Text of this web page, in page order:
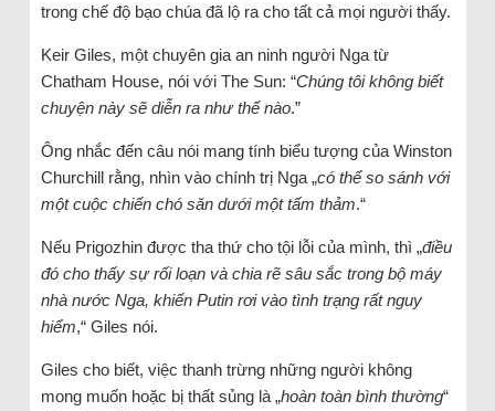
trong chế độ bạo chúa đã lộ ra cho tất cả mọi người thấy.
Keir Giles, một chuyên gia an ninh người Nga từ
Chatham House, nói với The Sun: “Chúng tôi không biết
chuyện này sẽ diễn ra như thế nào.”
Ông nhắc đến câu nói mang tính biểu tượng của Winston
Churchill rằng, nhìn vào chính trị Nga „có thể so sánh với
một cuộc chiến chó săn dưới một tấm thảm.“
Nếu Prigozhin được tha thứ cho tội lỗi của mình, thì „điều
đó cho thấy sự rối loạn và chia rẽ sâu sắc trong bộ máy
nhà nước Nga, khiến Putin rơi vào tình trạng rất nguy
hiểm,“ Giles nói.
Giles cho biết, việc thanh trừng những người không
mong muốn hoặc bị thất sủng là „hoàn toàn bình thường“